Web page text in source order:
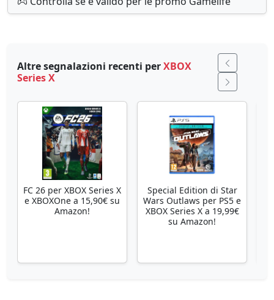
Altre segnalazioni recenti perXBOX
Series X
FC 26 per XBOX Series X
e XBOXOne a 15,90€ su
Amazon!
Special Edition di Star
Wars Outlaws per PS5 e
XBOX Series X a 19,99€
su Amazon!